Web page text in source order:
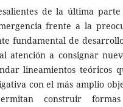
de la última
frente a la
fundamental de
atención a consignar
lineamientos teóricos
con el más amplio
construir